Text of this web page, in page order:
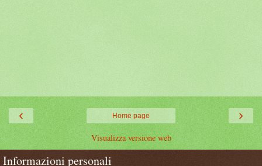
‹ ›
Home page
Visualizza versione web
Informazioni personali